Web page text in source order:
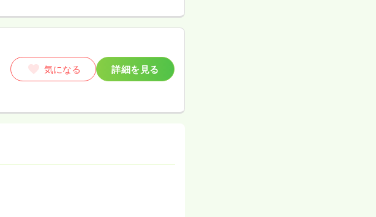
気になる 詳細を見る